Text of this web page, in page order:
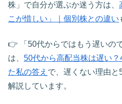
株」で自分が選ぶか迷う方は、
こが惜しい」｜個別株との違い
👉 「50代からではもう遅いの
は、 50代から高配当株は遅い
た私の答え で、遅くない理由
解説しています。